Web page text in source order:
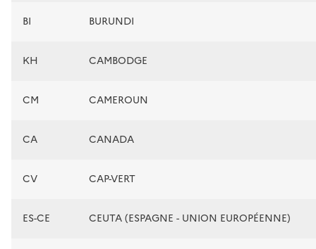
BI BURUNDI
KH CAMBODGE
CM CAMEROUN
CA CANADA
CV CAP-VERT
ES-CE CEUTA (ESPAGNE - UNION EUROPÉENNE)